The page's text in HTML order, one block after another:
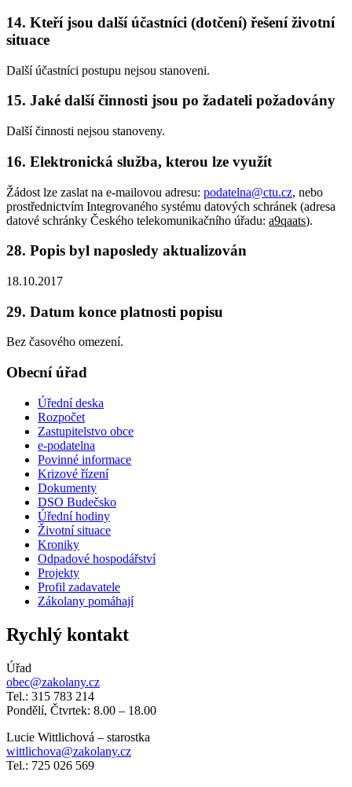
14. Kteří jsou další účastníci (dotčení) řešení životní
situace
Další účastníci postupu nejsou stanoveni.
15. Jaké další činnosti jsou po žadateli požadovány
Další činnosti nejsou stanoveny.
16. Elektronická služba, kterou lze využít
Žádost lze zaslat na e-mailovou adresu: podatelna@ctu.cz, nebo
prostřednictvím Integrovaného systému datových schránek (adresa
datové schránky Českého telekomunikačního úřadu: a9qaats).
28. Popis byl naposledy aktualizován
18.10.2017
29. Datum konce platnosti popisu
Bez časového omezení.
Obecní úřad
Úřední deska
Rozpočet
Zastupitelstvo obce
e-podatelna
Povinné informace
Krizové řízení
Dokumenty
DSO Budečsko
Úřední hodiny
Životní situace
Kroniky
Odpadové hospodářství
Projekty
Profil zadavatele
Zákolany pomáhají
Rychlý kontakt
Úřad
obec@zakolany.cz
Tel.: 315 783 214
Pondělí, Čtvrtek: 8.00 – 18.00
Lucie Wittlichová – starostka
wittlichova@zakolany.cz
Tel.: 725 026 569